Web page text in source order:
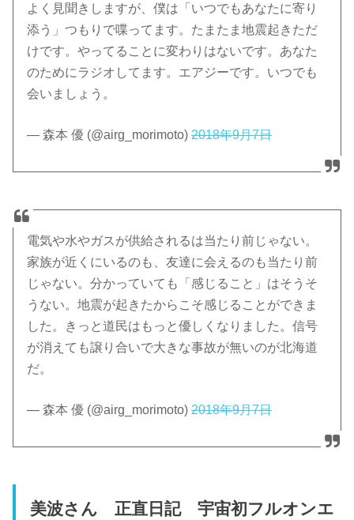
よく見聞きしますが、僕は「いつでもあなたに寄り
添う」つもりで喋ってます。たまたま地震起きただ
けです。やってることに変わりはないです。あなた
のためにラジオしてます。エアジーです。いつでも
会いましょう。
— 森本 優 (@airg_morimoto)2018年9月7日
電気や水やガスが供給されるは当たり前じゃない。
家族が近くにいるのも、友達に会えるのも当たり前
じゃない。分かっていても「感じること」はそうそ
うない。地震が起きたからこそ感じることができま
した。きっと道民はもっと優しくなりました。信号
が消えても譲り合いで大きな事故が無いのが北海道
だ。
— 森本 優 (@airg_morimoto)2018年9月7日
美波さん 正直日記 宇宙初フルオンエ